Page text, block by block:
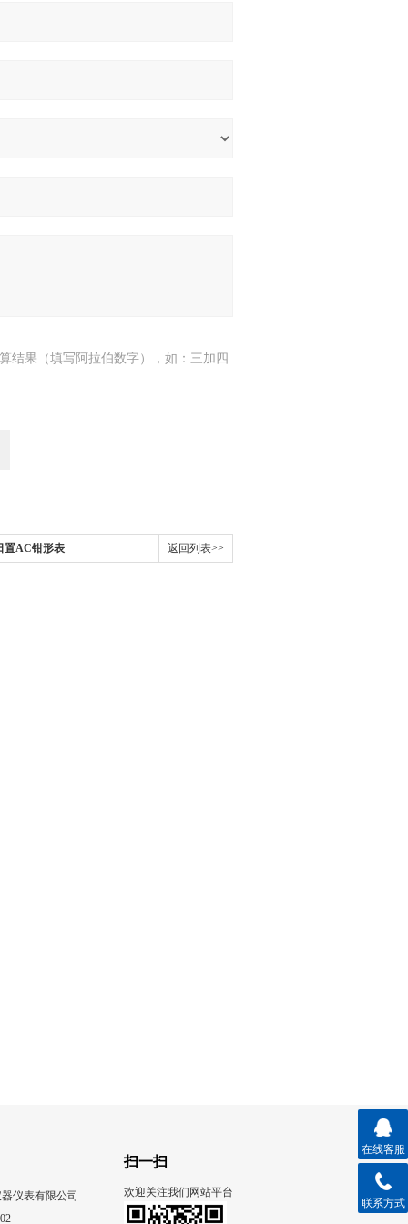
结果（填写阿拉伯数字），如：三加四
置AC钳形表 返回列表>>
扫一扫
欢迎关注我们网站平台
仪表有限公司
在线客服
联系方式